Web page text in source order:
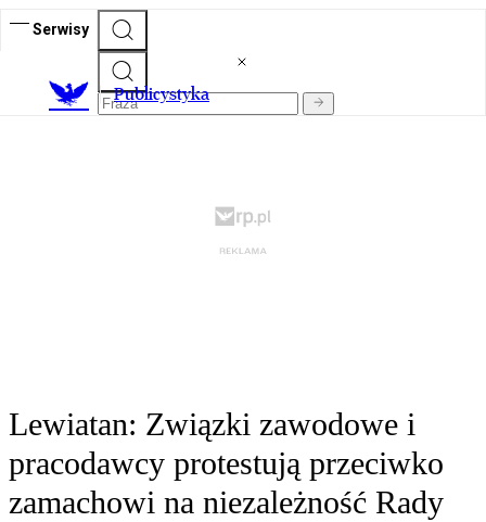
Serwisy
Publicystyka
Lewiatan: Związki zawodowe i
pracodawcy protestują przeciwko
zamachowi na niezależność Rady